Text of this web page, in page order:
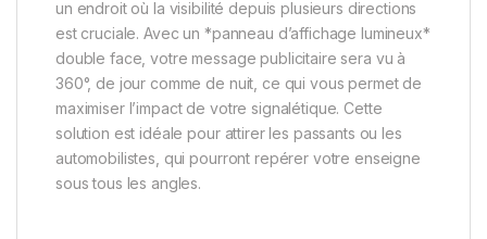
un endroit où la visibilité depuis plusieurs directions
est cruciale. Avec un *panneau d’affichage lumineux*
double face, votre message publicitaire sera vu à
360°, de jour comme de nuit, ce qui vous permet de
maximiser l’impact de votre signalétique. Cette
solution est idéale pour attirer les passants ou les
automobilistes, qui pourront repérer votre enseigne
sous tous les angles.